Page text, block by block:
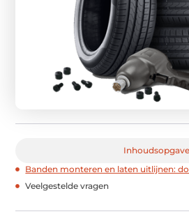
Inhoudsopgave
Banden monteren en laten uitlijnen:
Veelgestelde vragen